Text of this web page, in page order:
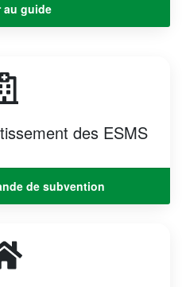
au guide
des ESMS​
de subvention